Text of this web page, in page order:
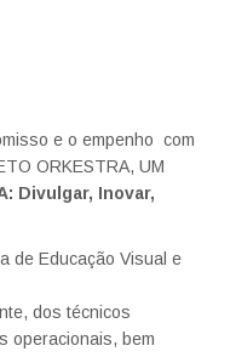
e o empenho com
ORKESTRA, UM
Divulgar, Inovar,
de Educação Visual e
dos técnicos
operacionais, bem